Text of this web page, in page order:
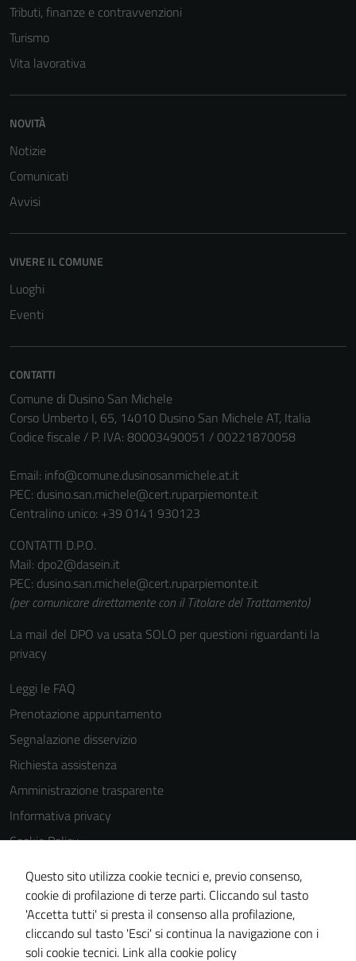
Tributi, finanze e contravvenzioni
Turismo
Vita lavorativa
NOVITÀ
Notizie
Comunicati
Avvisi
VIVERE IL COMUNE
Luoghi
Eventi
CONTATTI
Comune di Dusino San Michele
Corso Umberto I, 65, 14010 Dusino San Michele AT, Italia
Codice fiscale / P. IVA: 80003490051 / 00221870058
Email: info@comune.dusinosanmichele.at.it
PEC: dusino.san.michele@cert.ruparpiemonte.it
Centralino unico: +39 0141 930123
CONTATTI D.P.O.
Mail: dpo2@dasein.it
PEC: dusino.san.michele@cert.ruparpiemonte.it
(per comunicare direttamente con il Titolare del Trattamento)
La mail del DPO va usata SOLO per questioni riguardanti la
privacy
Leggi le FAQ
Prenotazione appuntamento
Segnalazione disservizio
Richiesta assistenza
Amministrazione trasparente
Informativa privacy
Cookie Policy
Note legali
Dichiarazione di accessibilità
Obiettivi di accessibilità
Piano di miglioramento del sito
Questo sito utilizza cookie tecnici e, previo consenso,
cookie di profilazione di terze parti. Cliccando sul tasto
'Accetta tutti' si presta il consenso alla profilazione,
cliccando sul tasto 'Esci' si continua la navigazione con i
soli cookie tecnici. Link alla cookie policy